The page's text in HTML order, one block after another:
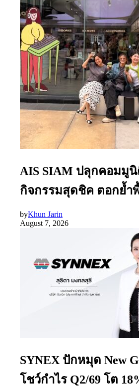
AIS SIAM ปลุกคอมมู
กิจกรรมสุดชิค ตอกย้ำ
byKhun Jarin
August 7, 2026
SYNEX ปักหมุด New
โชว์กำไร Q2/69 โต